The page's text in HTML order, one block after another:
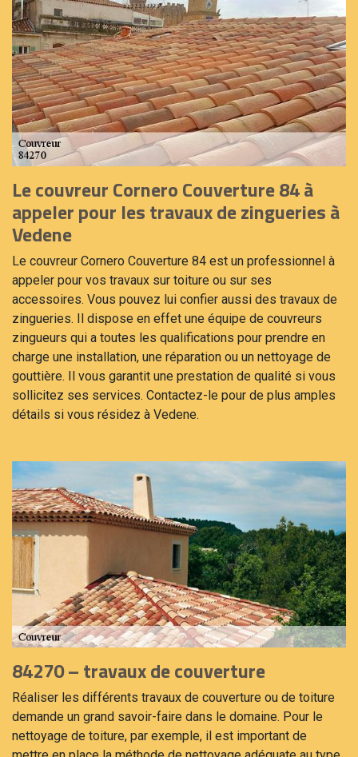
Le couvreur Cornero Couverture 84 à
appeler pour les travaux de zingueries à
Vedene
Le couvreur Cornero Couverture 84 est un professionnel à
appeler pour vos travaux sur toiture ou sur ses
accessoires. Vous pouvez lui confier aussi des travaux de
zingueries. Il dispose en effet une équipe de couvreurs
zingueurs qui a toutes les qualifications pour prendre en
charge une installation, une réparation ou un nettoyage de
gouttière. Il vous garantit une prestation de qualité si vous
sollicitez ses services. Contactez-le pour de plus amples
détails si vous résidez à Vedene.
84270 – travaux de couverture
Réaliser les différents travaux de couverture ou de toiture
demande un grand savoir-faire dans le domaine. Pour le
nettoyage de toiture, par exemple, il est important de